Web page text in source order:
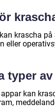
krascha
eller
typer
appar kan